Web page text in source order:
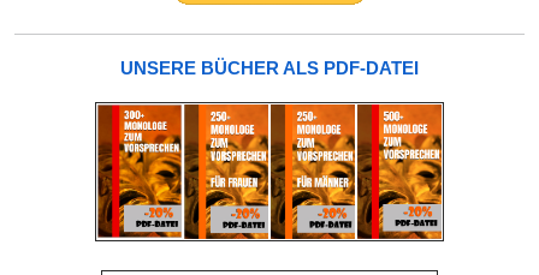
UNSERE BÜCHER ALS PDF-DATEI